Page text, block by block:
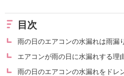
目次
雨の日のエアコンの水漏れは雨漏
エアコンが雨の日に水漏れする理
雨の日のエアコンの水漏れをドレ